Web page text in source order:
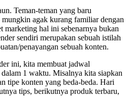
Teman-teman yang baru
agak kurang familiar dengan
marketing hal ini sebenarnya bukan
sendiri merupakan sebuah istilah
penayangan sebuah konten.
ini, kita membuat jadwal
1 waktu. Misalnya kita siapkan
tipe konten yang beda-beda. Hari
tips, berikutnya produk terbaru,